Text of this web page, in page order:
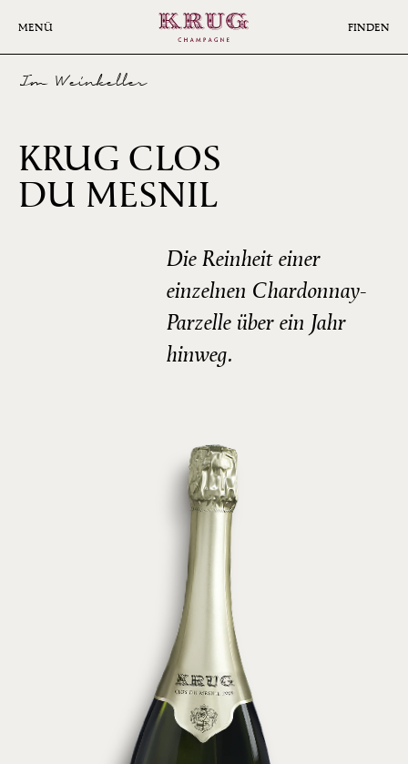
MENÜ FINDEN
Im Weinkeller
KRUG CLOS
DU MESNIL
Die Reinheit einer
einzelnen Chardonnay-
Parzelle über ein Jahr
hinweg.